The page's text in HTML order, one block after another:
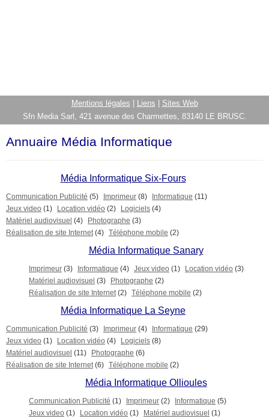
Mentions légales Liens
Sites Web
Sfn Media Sarl, 421 avenue des Charmettes, 83140 LE BRUSC.
Annuaire Média Informatique
Média Informatique Six-Fours
Communication Publicité (5) Imprimeur (8) Informatique (11)
Jeux video (1) Location vidéo (2) Logiciels (4)
Matériel audiovisuel (4) Photographe (3)
Réalisation de site Internet (4) Téléphone mobile (2)
Média Informatique Sanary
Imprimeur (3) Informatique (4) Jeux video (1) Location vidéo (3)
Matériel audiovisuel (3) Photographe (2)
Réalisation de site Internet (2) Téléphone mobile (2)
Média Informatique La Seyne
Communication Publicité (3) Imprimeur (4) Informatique (29)
Jeux video (1) Location vidéo (4) Logiciels (8)
Matériel audiovisuel (11) Photographe (6)
Réalisation de site Internet (6) Téléphone mobile (2)
Média Informatique Ollioules
Communication Publicité (1) Imprimeur (2) Informatique (5)
Jeux video (1) Location vidéo (1) Matériel audiovisuel (1)